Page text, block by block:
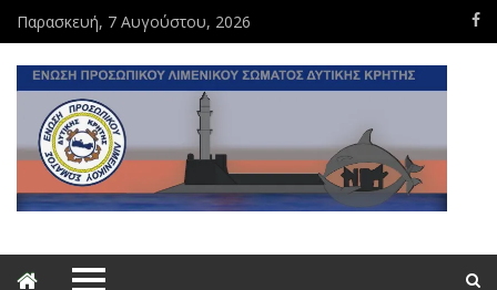
Παρασκευή, 7 Αυγούστου, 2026